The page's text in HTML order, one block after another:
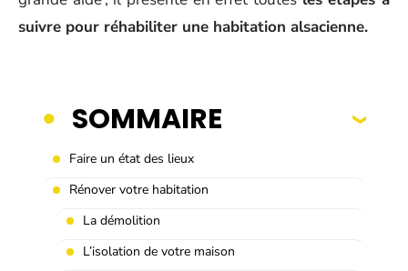
suivre pour réhabiliter une habitation alsacienne.
SOMMAIRE
Faire un état des lieux
Rénover votre habitation
La démolition
L’isolation de votre maison